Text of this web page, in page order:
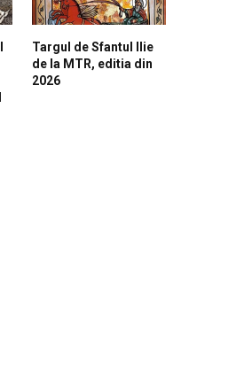
Targul de Sfantul Ilie
de la MTR, editia din
2026